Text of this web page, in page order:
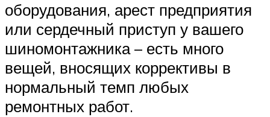
оборудования, арест предприятия
или сердечный приступ у вашего
шиномонтажника – есть много
вещей, вносящих коррективы в
нормальный темп любых
ремонтных работ.